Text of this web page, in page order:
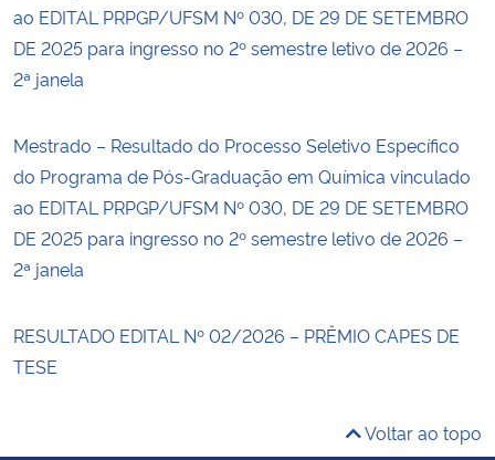
ao EDITAL PRPGP/UFSM Nº 030, DE 29 DE SETEMBRO
DE 2025 para ingresso no 2º semestre letivo de 2026 –
2ª janela
Mestrado – Resultado do Processo Seletivo Específico
do Programa de Pós-Graduação em Química vinculado
ao EDITAL PRPGP/UFSM Nº 030, DE 29 DE SETEMBRO
DE 2025 para ingresso no 2º semestre letivo de 2026 –
2ª janela
RESULTADO EDITAL Nº 02/2026 – PRÊMIO CAPES DE
TESE
Voltar ao topo